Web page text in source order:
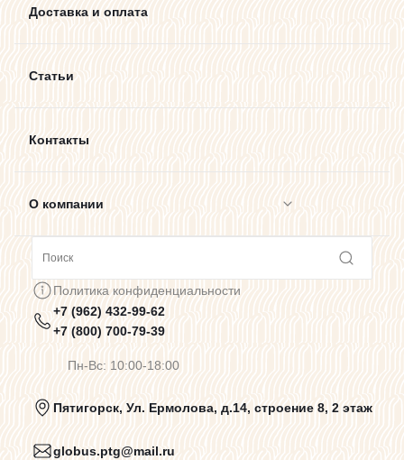
Доставка и оплата
Статьи
Контакты
О компании
Предупреждения о цветопередаче
Политика конфиденциальности
Пользовательское соглашение
Политика конфиденциальности
+7 (962) 432-99-62
+7 (800) 700-79-39
Пн-Вс: 10:00-18:00
Пятигорск, Ул. Ермолова, д.14, строение 8, 2 этаж
globus.ptg@mail.ru